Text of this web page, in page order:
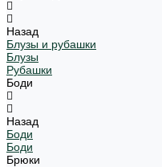
Назад
Блузы и рубашки
Блузы
Рубашки
Боди
Назад
Боди
Боди
Брюки